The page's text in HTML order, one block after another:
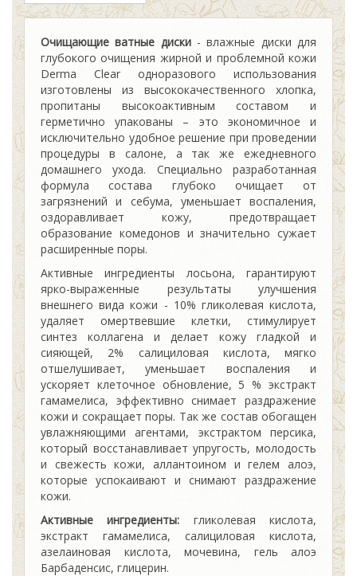
Очищающие ватные диски- влажные диски для
глубокого очищения жирной и проблемной кожи
Derma Clear одноразового использования
изготовлены из высококачественного хлопка,
пропитаны высокоактивным составом и
герметично упакованы – это экономичное и
исключительно удобное решение при проведении
процедуры в салоне, а так же ежедневного
домашнего ухода. Специально разработанная
формула состава глубоко очищает от
загрязнений и себума, уменьшает воспаления,
оздоравливает кожу, предотвращает
образование комедонов и значительно сужает
расширенные поры.
Активные ингредиенты лосьона, гарантируют
ярко-выраженные результаты улучшения
внешнего вида кожи - 10% гликолевая кислота,
удаляет омертвевшие клетки, стимулирует
синтез коллагена и делает кожу гладкой и
сияющей, 2% салициловая кислота, мягко
отшелушивает, уменьшает воспаления и
ускоряет клеточное обновление, 5 % экстракт
гамамелиса, эффективно снимает раздражение
кожи и сокращает поры. Так же состав обогащен
увлажняющими агентами, экстрактом персика,
который восстанавливает упругость, молодость
и свежесть кожи, аллантоином и гелем алоэ,
которые успокаивают и снимают раздражение
кожи.
Активные ингредиенты: гликолевая кислота,
экстракт гамамелиса, салициловая кислота,
азелаиновая кислота, мочевина, гель алоэ
Барбаденсис, глицерин.